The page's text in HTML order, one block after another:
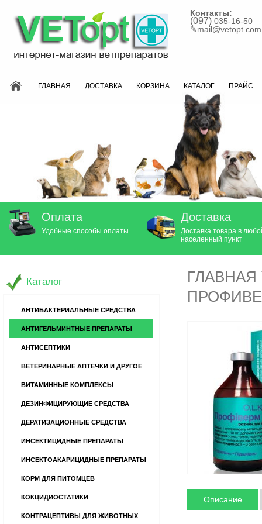
Контакты:
(097) 035-16-50
✎mail@vetopt.com
ГЛАВНАЯ ДОСТАВКА КОРЗИНА КАТАЛОГ ПРАЙС
Оплата
Удобные способы оплаты
Доставка
Доставка товара в
населенный пункт
ГЛАВНАЯ
Описание
Каталог
АНТИБАКТЕРИАЛЬНЫЕ СРЕДСТВА
АНТИГЕЛЬМИНТНЫЕ ПРЕПАРАТЫ
АНТИСЕПТИКИ
ВЕТЕРИНАРНЫЕ АПТЕЧКИ И ДРУГОЕ
ВИТАМИННЫЕ КОМПЛЕКСЫ
ДЕЗИНФИЦИРУЮЩИЕ СРЕДСТВА
ДЕРАТИЗАЦИОННЫЕ СРЕДСТВА
ИНСЕКТИЦИДНЫЕ ПРЕПАРАТЫ
ИНСЕКТОАКАРИЦИДНЫЕ ПРЕПАРАТЫ
КОРМ ДЛЯ ПИТОМЦЕВ
КОКЦИДИОСТАТИКИ
КОНТРАЦЕПТИВЫ ДЛЯ ЖИВОТНЫХ